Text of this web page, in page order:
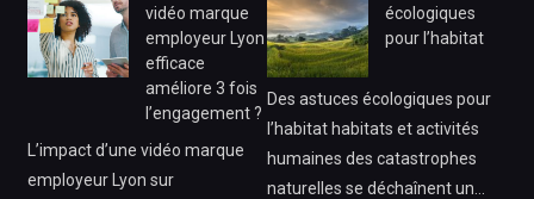
vidéo marque
employeur Lyon
efficace
améliore 3 fois
l’engagement ?
L’impact d’une vidéo marque
employeur Lyon sur
écologiques
pour l’habitat
Des astuces écologiques pour
l’habitat habitats et activités
humaines des catastrophes
naturelles se déchaînent un…